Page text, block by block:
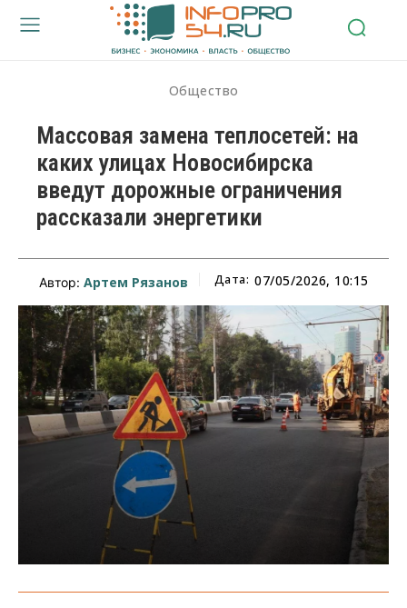
Общество
Массовая замена теплосетей: на
каких улицах Новосибирска
введут дорожные ограничения
рассказали энергетики
Автор: Артем Рязанов Дата: 07/05/2026, 10:15